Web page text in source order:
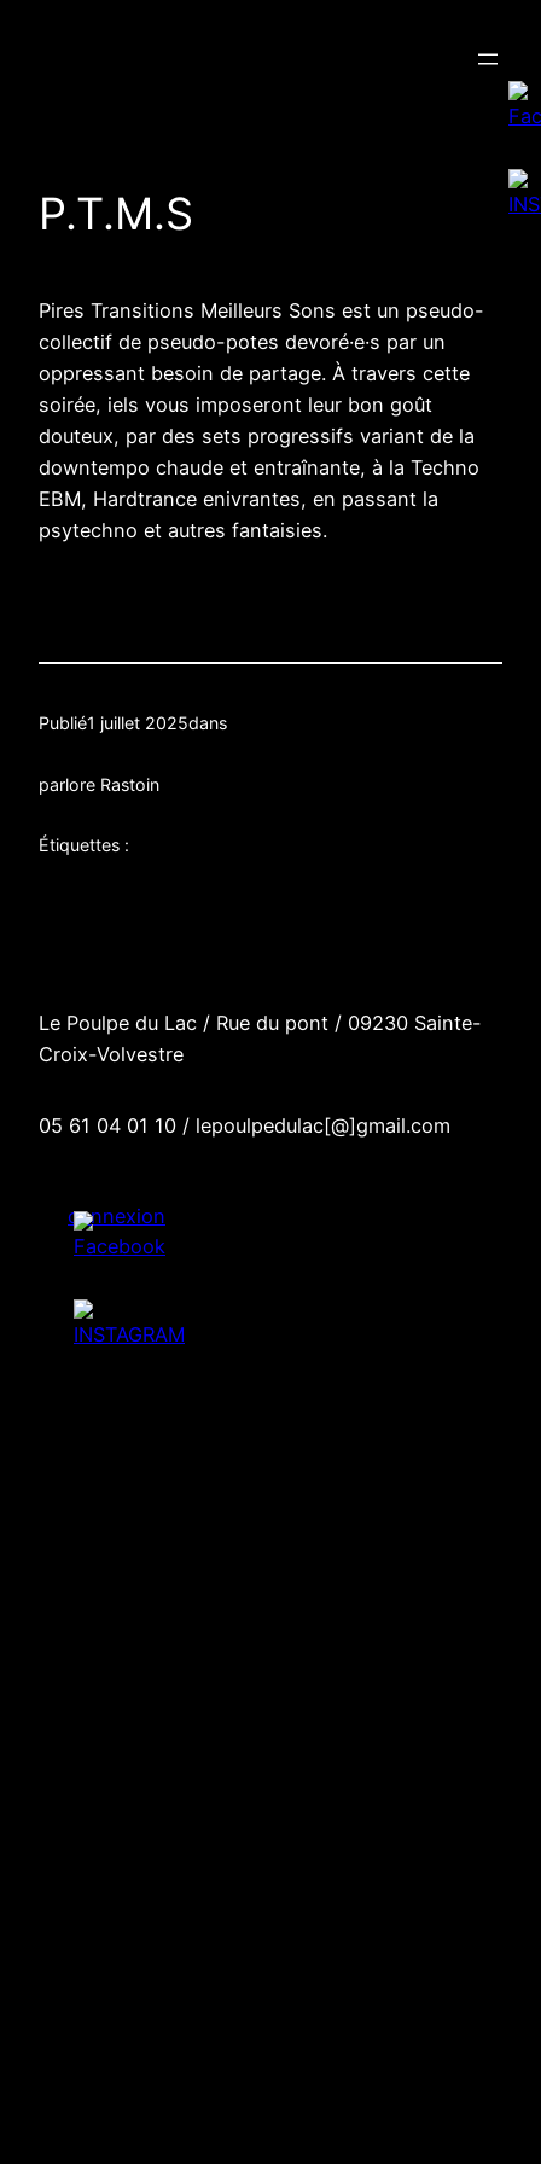
P.T.M.S
Pires Transitions Meilleurs Sons est un pseudo-
collectif de pseudo-potes devoré·e·s par un
oppressant besoin de partage. À travers cette
soirée, iels vous imposeront leur bon goût
douteux, par des sets progressifs variant de la
downtempo chaude et entraînante, à la Techno
EBM, Hardtrance enivrantes, en passant la
psytechno et autres fantaisies.
Publié1 juillet 2025dans
parlore Rastoin
Étiquettes :
Le Poulpe du Lac / Rue du pont / 09230 Sainte-
Croix-Volvestre
05 61 04 01 10 / lepoulpedulac[@]gmail.com
connexion